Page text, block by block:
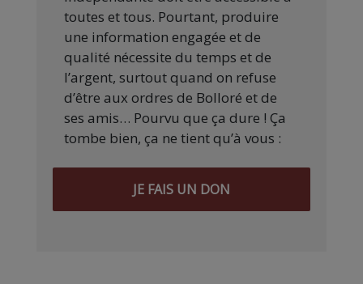
toutes et tous. Pourtant, produire
une information engagée et de
qualité nécessite du temps et de
l’argent, surtout quand on refuse
d’être aux ordres de Bolloré et de
ses amis… Pourvu que ça dure ! Ça
tombe bien, ça ne tient qu’à vous :
JE FAIS UN DON